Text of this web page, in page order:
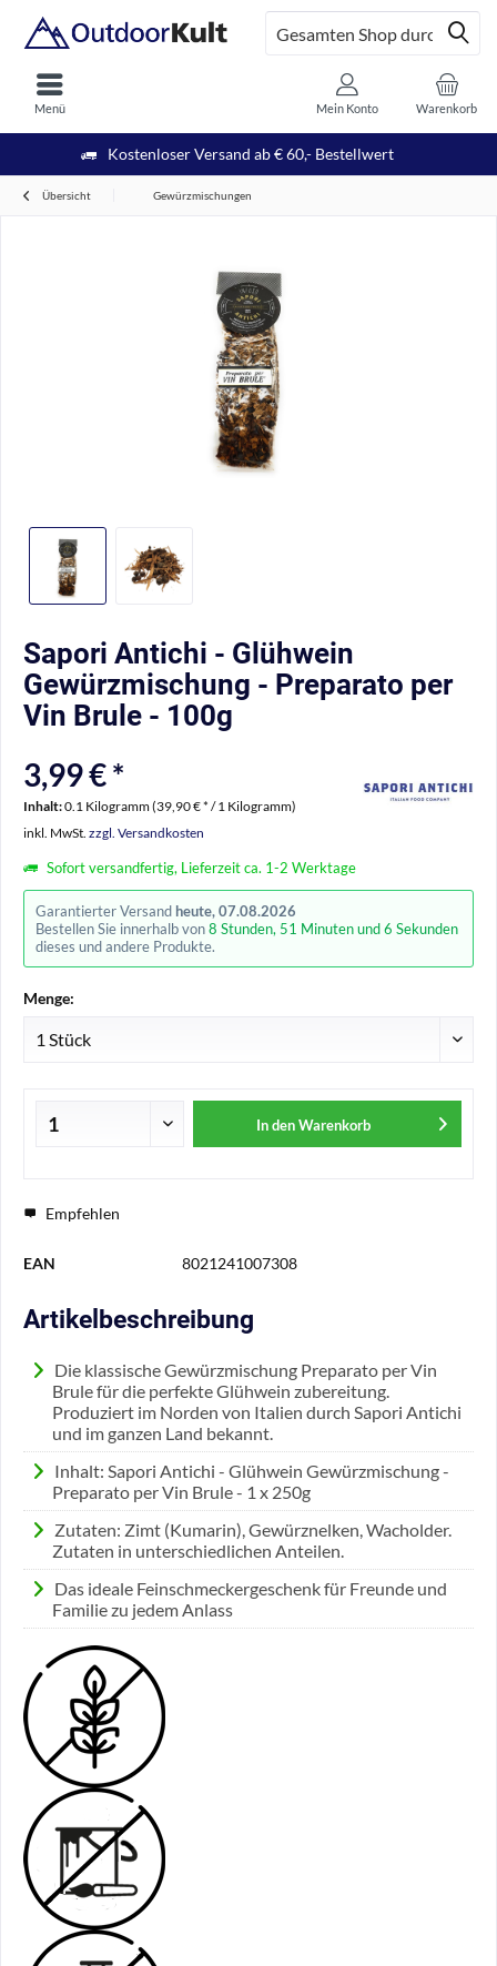
Kostenloser Versand ab € 60,- Bestellwert
Menü Warenkorb
Mein Konto
Übersicht Gewürzmischungen
Sapori Antichi - Glühwein
Gewürzmischung - Preparato per
Vin Brule - 100g
3,99 € *
Inhalt:0.1 Kilogramm (39,90 € * / 1 Kilogramm)
inkl. MwSt. zzgl. Versandkosten
Sofort versandfertig, Lieferzeit ca. 1-2 Werktage
Garantierter Versand heute, 07.08.2026
Bestellen Sie innerhalb von8 Stunden, 51 Minuten und 6 Sekunden
dieses und andere Produkte.
Menge:
In den Warenkorb
Empfehlen
EAN 8021241007308
Artikelbeschreibung
Die klassische Gewürzmischung Preparato per Vin
Brule für die perfekte Glühwein zubereitung.
Produziert im Norden von Italien durch Sapori Antichi
und im ganzen Land bekannt.
Inhalt: Sapori Antichi - Glühwein Gewürzmischung -
Preparato per Vin Brule - 1 x 250g
Zutaten: Zimt (Kumarin), Gewürznelken, Wacholder.
Zutaten in unterschiedlichen Anteilen.
Das ideale Feinschmeckergeschenk für Freunde und
Familie zu jedem Anlass